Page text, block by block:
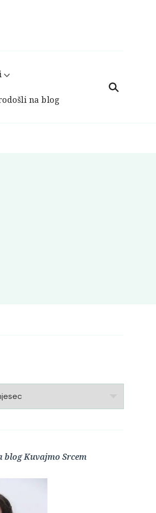
na blog
blog Kuvajmo Srcem